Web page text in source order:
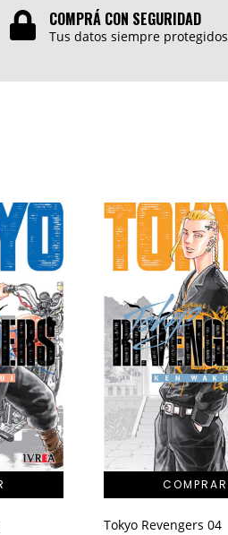
COMPRÁ CON SEGURIDAD
Tus datos siempre protegidos
Tokyo Revengers 04